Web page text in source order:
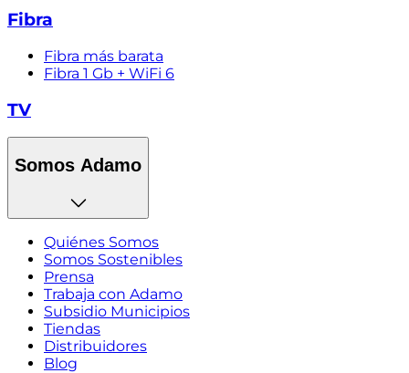
Fibra
Fibra más barata
Fibra 1 Gb + WiFi 6
TV
Somos Adamo
Quiénes Somos
Somos Sostenibles
Prensa
Trabaja con Adamo
Subsidio Municipios
Tiendas
Distribuidores
Blog